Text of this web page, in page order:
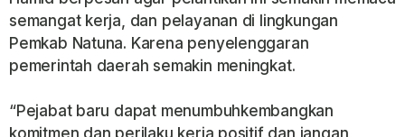
semangat kerja, dan pelayanan di lingkungan
Pemkab Natuna. Karena penyelenggaran
pemerintah daerah semakin meningkat.
“Pejabat baru dapat menumbuhkembangkan